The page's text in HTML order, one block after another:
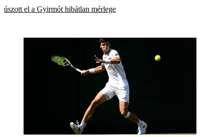
úszott el a Gyirmót hibátlan mérlege